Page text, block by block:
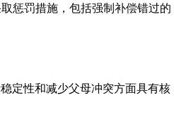
惩罚措施，包括强制补偿错过的
定性和减少父母冲突方面具有核